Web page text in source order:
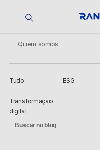
Quem somos
Tudo ESG
Transformação
digital